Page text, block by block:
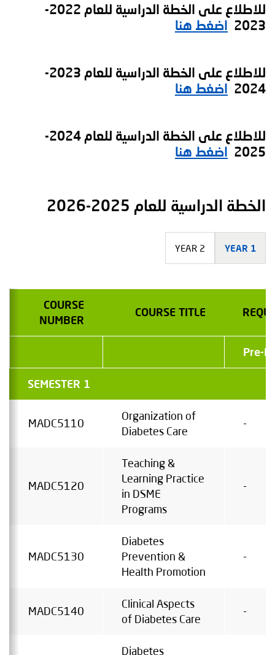
للاطلاع على الخطة الدراسية للعام 2022-
2023 اضغط هنا
للاطلاع على الخطة الدراسية للعام 2023-
2024 اضغط هنا
للاطلاع على الخطة الدراسية للعام 2024-
2025 اضغط هنا
الخطة الدراسية للعام 2025-2026
YEAR 1
YEAR 2
COURSE
NUMBER
COURSE TITLE
Pre-
SEMESTER 1
MADC5110
Organization of
Diabetes Care
-
MADC5120
Teaching &
Learning Practice
in DSME
Programs
-
MADC5130
Diabetes
Prevention &
Health Promotion
-
MADC5140
Clinical Aspects
of Diabetes Care
-
Diabetes